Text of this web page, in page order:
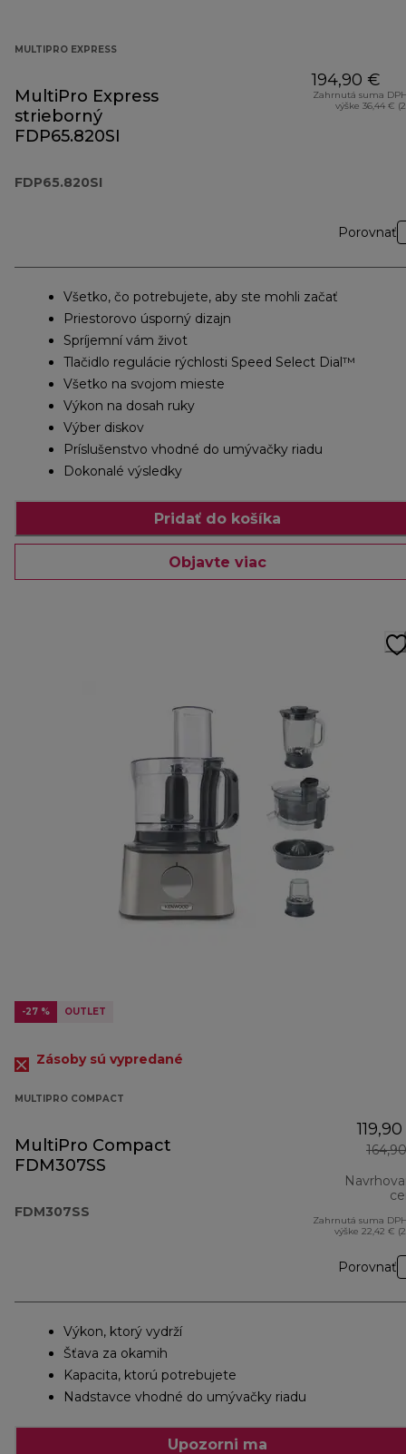
MULTIPRO EXPRESS
MultiPro Express
strieborný
FDP65.820SI
FDP65.820SI
194,90 €
Zahrnutá suma
výške 36,44 €
Porovnať
Všetko, čo potrebujete, aby ste mohli začať
Priestorovo úsporný dizajn
Spríjemní vám život
Tlačidlo regulácie rýchlosti Speed ​​Select Dial™
Všetko na svojom mieste
Výkon na dosah ruky
Výber diskov
Príslušenstvo vhodné do umývačky riadu
Dokonalé výsledky
Pridať do košíka
Objavte viac
-27 % OUTLET
Zásoby sú vypredané
MULTIPRO COMPACT
MultiPro Compact
FDM307SS
FDM307SS
Zahrnutá suma
výške 22,42 €
Porovnať
Výkon, ktorý vydrží
Šťava za okamih
Kapacita, ktorú potrebujete
Nadstavce vhodné do umývačky riadu
Upozorni ma